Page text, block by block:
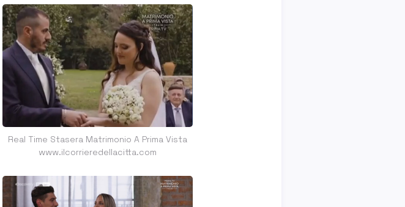
Real Time Stasera Matrimonio A Prima Vista
www.ilcorrieredellacitta.com